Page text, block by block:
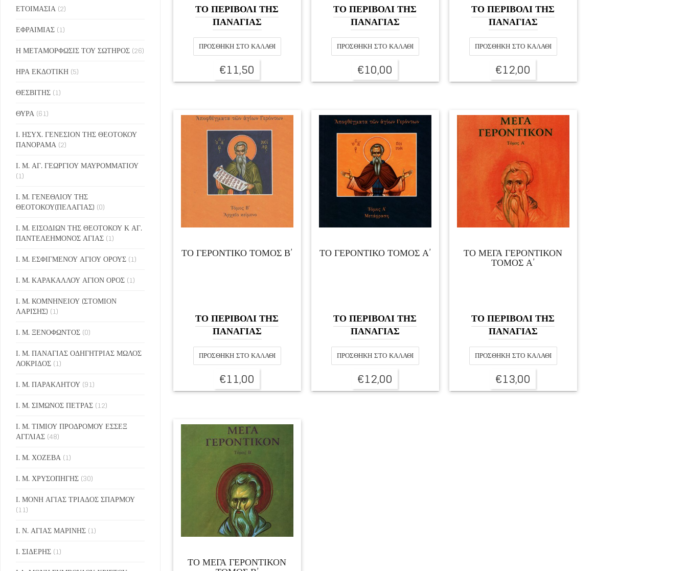
ΤΟ ΠΕΡΙΒΟΛΙ ΤΗΣ
ΠΑΝΑΓΙΑΣ
ΠΡΟΣΘΉΚΗ ΣΤΟ ΚΑΛΆΘΙ
€11,50
ΤΟ ΠΕΡΙΒΟΛΙ ΤΗΣ
ΠΑΝΑΓΙΑΣ
ΠΡΟΣΘΉΚΗ ΣΤΟ ΚΑΛΆΘΙ
€10,00
ΤΟ ΠΕΡΙΒΟΛΙ ΤΗΣ
ΠΑΝΑΓΙΑΣ
ΠΡΟΣΘΉΚΗ ΣΤΟ ΚΑΛΆΘΙ
€12,00
ΤΟ ΓΕΡΟΝΤΙΚΟ ΤΟΜΟΣ Β’
ΤΟ ΠΕΡΙΒΟΛΙ ΤΗΣ
ΠΑΝΑΓΙΑΣ
ΠΡΟΣΘΉΚΗ ΣΤΟ ΚΑΛΆΘΙ
€11,00
ΤΟ ΓΕΡΟΝΤΙΚΟ ΤΟΜΟΣ Α’
ΤΟ ΠΕΡΙΒΟΛΙ ΤΗΣ
ΠΑΝΑΓΙΑΣ
ΠΡΟΣΘΉΚΗ ΣΤΟ ΚΑΛΆΘΙ
€12,00
ΤΟ ΜΕΓΑ ΓΕΡΟΝΤΙΚΟΝ
ΤΟΜΟΣ Α’
ΤΟ ΠΕΡΙΒΟΛΙ ΤΗΣ
ΠΑΝΑΓΙΑΣ
ΠΡΟΣΘΉΚΗ ΣΤΟ ΚΑΛΆΘΙ
€13,00
ΤΟ ΜΕΓΑ ΓΕΡΟΝΤΙΚΟΝ
ΕΤΟΙΜΑΣΙΑ (2)
ΕΦΡΑΙΜΙΑΣ (1)
Η ΜΕΤΑΜΟΡΦΩΣΙΣ ΤΟΥ ΣΩΤΗΡΟΣ (26)
ΗΡΑ ΕΚΔΟΤΙΚΗ (5)
ΘΕΣΒΙΤΗΣ (1)
ΘΥΡΑ (61)
Ι. ΗΣΥΧ. ΓΕΝΕΣΙΟΝ ΤΗΣ ΘΕΟΤΟΚΟΥ
ΠΑΝΟΡΑΜΑ (2)
Ι. Μ. ΑΓ. ΓΕΩΡΓΙΟΥ ΜΑΥΡΟΜΜΑΤΙΟΥ
(1)
Ι. Μ. ΓΕΝΕΘΛΙΟΥ ΤΗΣ
ΘΕΟΤΟΚΟΥ(ΠΕΛΑΓΙΑΣ) (0)
Ι. Μ. ΕΙΣΟΔΙΩΝ ΤΗΣ ΘΕΟΤΟΚΟΥ Κ ΑΓ.
ΠΑΝΤΕΛΕΗΜΟΝΟΣ ΑΓΙΑΣ (1)
Ι. Μ. ΕΣΦΙΓΜΕΝΟΥ ΑΓΙΟΥ ΟΡΟΥΣ (1)
Ι. Μ. ΚΑΡΑΚΑΛΛΟΥ ΑΓΙΟΝ ΟΡΟΣ (1)
Ι. Μ. ΚΟΜΝΗΝΕΙΟΥ (ΣΤΟΜΙΟΝ
ΛΑΡΙΣΗΣ) (1)
Ι. Μ. ΞΕΝΟΦΩΝΤΟΣ (0)
Ι. Μ. ΠΑΝΑΓΙΑΣ ΟΔΗΓΗΤΡΙΑΣ ΜΩΛΟΣ
ΛΟΚΡΙΔΟΣ (1)
Ι. Μ. ΠΑΡΑΚΛΗΤΟΥ (91)
Ι. Μ. ΣΙΜΩΝΟΣ ΠΕΤΡΑΣ (12)
Ι. Μ. ΤΙΜΙΟΥ ΠΡΟΔΡΟΜΟΥ ΕΣΣΕΞ
ΑΓΓΛΙΑΣ (48)
Ι. Μ. ΧΟΖΕΒΑ (1)
Ι. Μ. ΧΡΥΣΟΠΗΓΗΣ (30)
Ι. ΜΟΝΗ ΑΓΙΑΣ ΤΡΙΑΔΟΣ ΣΠΑΡΜΟΥ
(11)
Ι. Ν. ΑΓΙΑΣ ΜΑΡΙΝΗΣ (1)
Ι. ΣΙΔΕΡΗΣ (1)